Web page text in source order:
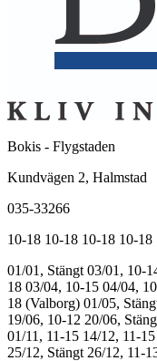
Bokis - Flygstaden
Kundvägen 2, Halmstad
035-33266
10-18 10-18 10-18 10-18
01/01, Stängt 03/01, 10-
18 03/04, 10-15 04/04,
18 (Valborg) 01/05,
19/06, 10-12 20/06,
01/11, 11-15 14/12, 11-15
25/12, Stängt 26/12, 11-